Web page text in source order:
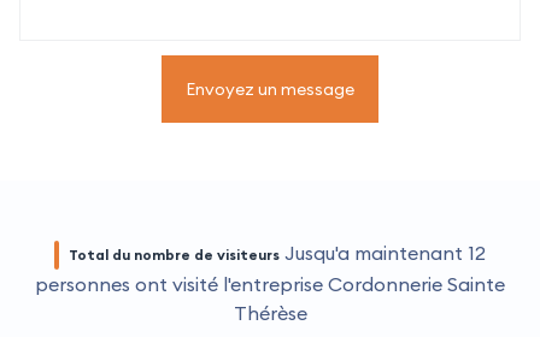
Envoyez un message
Total du nombre de visiteurs Jusqu'a maintenant 12
personnes ont visité l'entreprise Cordonnerie Sainte
Thérèse